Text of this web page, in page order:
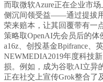
而取微软Azure正在企业市
侧沉间领受益——通过提拔
荣来赔本，让其回覆带有一
策略取OpenAI先会员后的体
a16z、创投基金Bpifrance、
NEWMEDIA2019年度科技
损。例如，成为谷歌AI立异
正在社交上宣传Grok整合了